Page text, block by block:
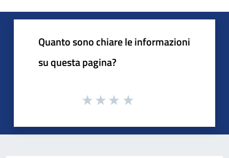
Quanto sono chiare le informazioni
su questa pagina?